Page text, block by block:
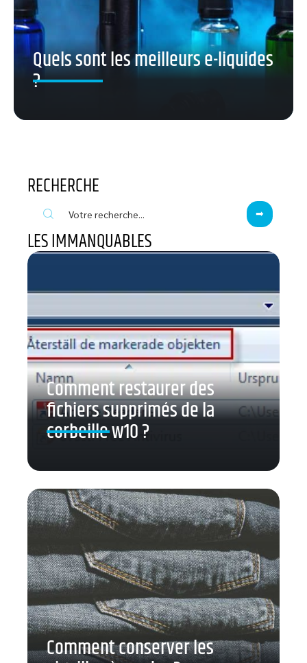
Quels sont les meilleurs e-liquides
?
RECHERCHE
LES IMMANQUABLES
Comment restaurer des
fichiers supprimés de la
corbeille w10 ?
Comment conserver les